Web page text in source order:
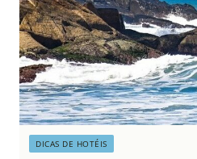
DICAS DE HOTÉIS